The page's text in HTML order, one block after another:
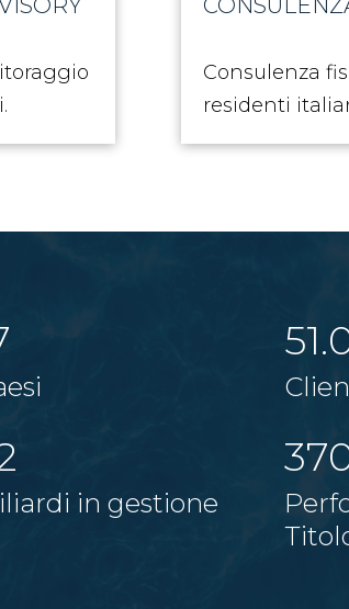
Consulenza
residenti
in gestione